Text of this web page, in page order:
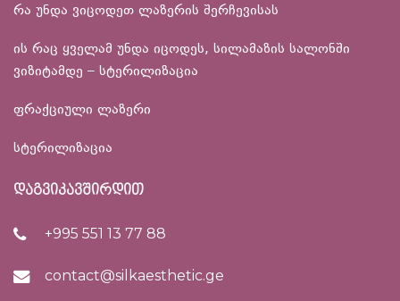
რა უნდა ვიცოდეთ ლაზერის შერჩევისას
ის რაც ყველამ უნდა იცოდეს, სილამაზის სალონში
ვიზიტამდე – სტერილიზაცია
ფრაქციული ლაზერი
სტერილიზაცია
დაგვიკავშირდით
+995 551 13 77 88
contact@silkaesthetic.ge